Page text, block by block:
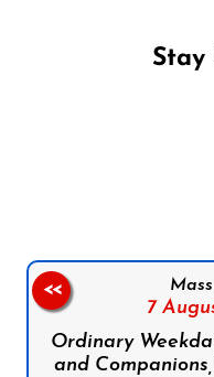
Stay
7
Ordinary
and
<<